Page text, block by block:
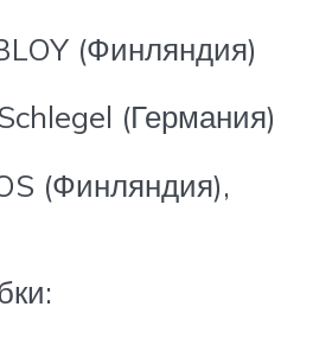
(Финляндия)
(Германия)
(Финляндия),